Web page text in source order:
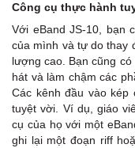
Công cụ thực hành
Với eBand JS-10, bạn
của mình và tự do thay
lượng cao. Bạn cũng
hát và làm chậm các
Các kênh đầu vào kép
tuyệt vời. Ví dụ, giáo
cụ của họ với một
ghi lại một đoạn riff